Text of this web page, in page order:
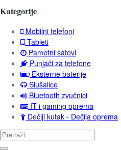
Kategorije
Mobilni telefoni
Tableti
Pametni satovi
Punjači za telefone
Eksterne baterije
Slušalice
Bluetooth zvučnici
IT i gaming oprema
Dečiji kutak - Dečija oprema